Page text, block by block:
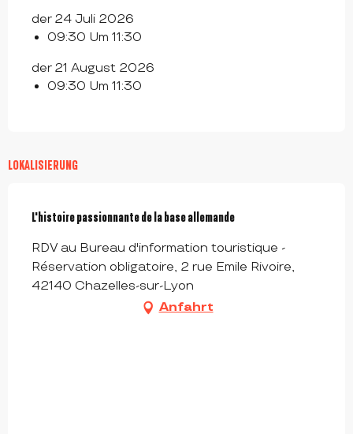
der 24 Juli 2026
09:30 Um 11:30
der 21 August 2026
09:30 Um 11:30
LOKALISIERUNG
L'histoire passionnante de la base allemande
RDV au Bureau d'information touristique -
Réservation obligatoire, 2 rue Emile Rivoire,
42140 Chazelles-sur-Lyon
Anfahrt